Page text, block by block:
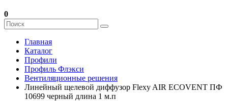
0
Главная
Каталог
Профили
Профиль Флэкси
Вентиляционные решения
Линейный щелевой диффузор Flexy AIR ECOVENT ПФ
10699 черный длина 1 м.п